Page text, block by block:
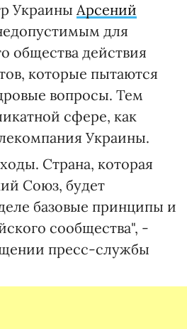
Украины Арсений
для
общества действия
которые пытаются
вопросы. Тем
сфере, как
Украины.
Страна, которая
Союз, будет
базовые принципы и
сообщества", -
пресс-службы